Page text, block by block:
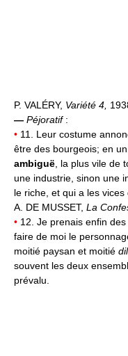
P. VALÉRY, Variété 4,
— Péjoratif:
• 11. Leur costume
être des bourgeois; en
ambiguë , la plus vile
une industrie, sinon une
le riche, et qui a les
A. DE MUSSET, La
• 12. Je prenais enfin
faire de moi le
moitié paysan et moitié
souvent les deux
prévalu.